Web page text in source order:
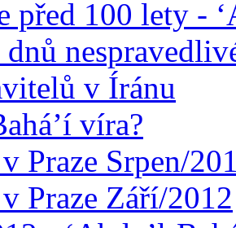
před 100 lety -
v Íránu
víra?
Praze Srpen/
Praze Září/2012